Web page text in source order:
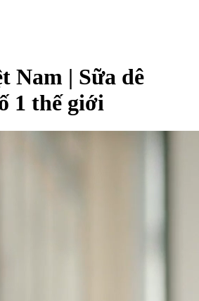
Nam | Sữa dê
1 thế giới